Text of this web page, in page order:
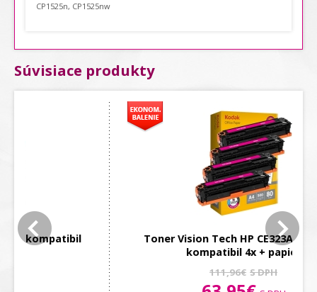
CP1525n, CP1525nw
Súvisiace produkty
Toner Vision Tech HP CE323A magenta
kompatibil 4x + papier